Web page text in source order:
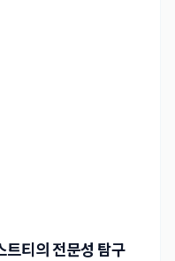
트티의 전문성 탐구